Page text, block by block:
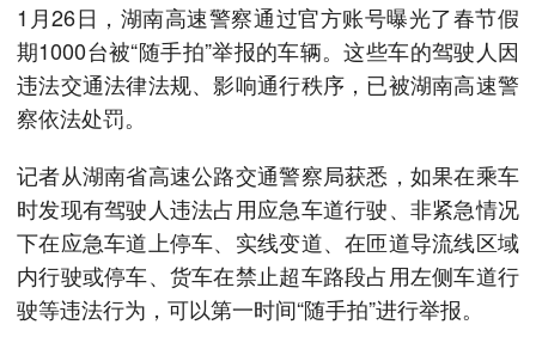
1月26日，湖南高速警察通过官方账号曝光了春节假
期1000台被“随手拍”举报的车辆。这些车的驾驶人因
违法交通法律法规、影响通行秩序，已被湖南高速警
察依法处罚。
记者从湖南省高速公路交通警察局获悉，如果在乘车
时发现有驾驶人违法占用应急车道行驶、非紧急情况
下在应急车道上停车、实线变道、在匝道导流线区域
内行驶或停车、货车在禁止超车路段占用左侧车道行
驶等违法行为，可以第一时间“随手拍”进行举报。